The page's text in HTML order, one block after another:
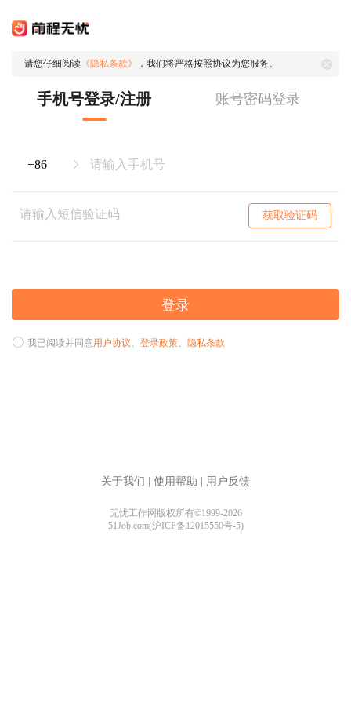
请您仔细阅读 《隐私条款》 ，我们将严格按照协议为您服务。
手机号登录/注册 账号密码登录
获取验证码
登录
我已阅读并同意用户协议、 登录政策、 隐私条款
关于我们 使用帮助 用户反馈
无忧工作网版权所有©1999-2026
51Job.com(沪ICP备12015550号-5)